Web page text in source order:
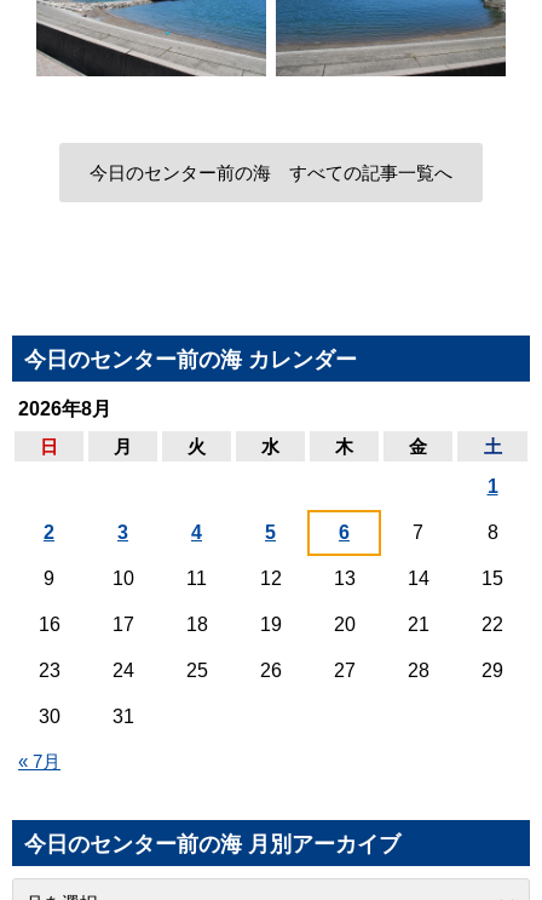
今日のセンター前の海 すべての記事一覧へ
今日のセンター前の海 カレンダー
2026年8月
日
月 火 水 木 金 土
« 7月
1
2 3 4 5 6 7 8
9 10 11 12 13 14 15
16 17 18 19 20 21 22
23 24 25 26 27 28 29
30 31
今日のセンター前の海 月別アーカイブ